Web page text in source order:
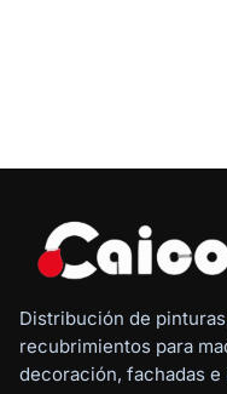
Distribución de
recubrimientos para
decoración, fachadas